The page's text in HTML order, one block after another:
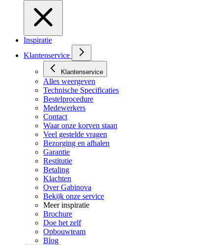
Inspiratie
Klantenservice
Klantenservice
Alles weergeven
Technische Specificaties
Bestelprocedure
Medewerkers
Contact
Waar onze korven staan
Veel gestelde vragen
Bezorging en afhalen
Garantie
Restitutie
Betaling
Klachten
Over Gabinova
Bekijk onze service
Meer inspiratie
Brochure
Doe het zelf
Opbouwteam
Blog